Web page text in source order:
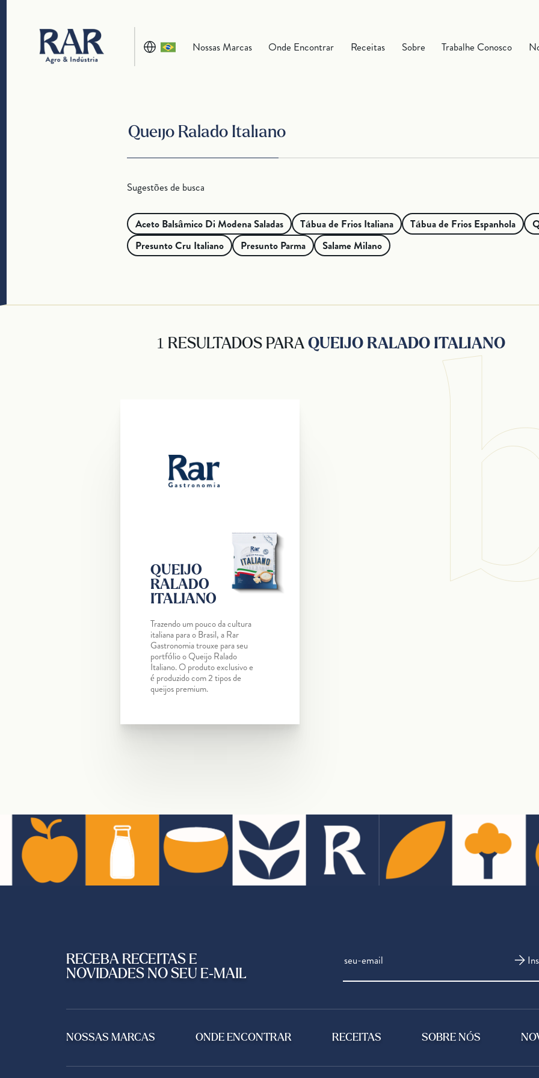
Sugestões de busca
Aceto Balsâmico Di Modena Saladas Tábua de Frios Italiana Tábua de Frios Espanhola
Presunto Cru Italiano
Presunto Parma Salame Milano
Nossas Marcas Onde Encontrar Receitas Sobre Trabalhe Conosco
1 RESULTADOS PARA QUEIJO RALADO ITALIANO
QUEIJO
RALADO
ITALIANO
Trazendo um pouco da cultura
italiana para o Brasil, a Rar
Gastronomia trouxe para seu
portfólio o Queijo Ralado
Italiano. O produto exclusivo e
é produzido com 2 tipos de
queijos premium.
RECEBA RECEITAS E
NOVIDADES NO SEU E-MAIL
NOSSAS MARCAS ONDE ENCONTRAR RECEITAS SOBRE NÓS